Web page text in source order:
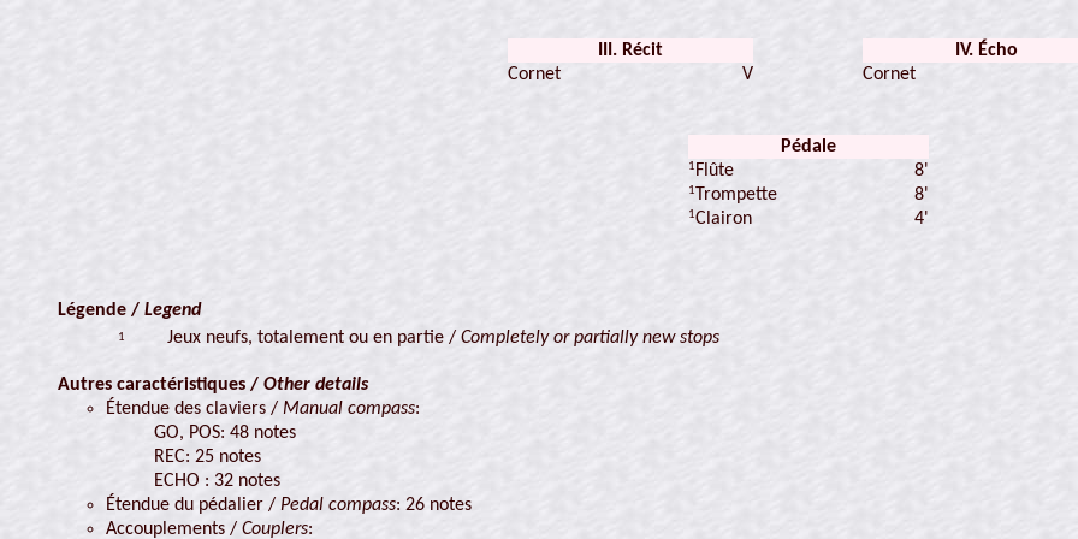
III. Récit
IV. Écho
Cornet
V Cornet
Pédale
1Flûte 8'
1Trompette 8'
1Clairon 4'
Légende / Legend
1 Jeux neufs, totalement ou en partie / Completely or partially new stops
Autres caractéristiques / Other details
Étendue des claviers / Manual compass:
GO, POS: 48 notes
REC: 25 notes
ECHO : 32 notes
Étendue du pédalier / Pedal compass: 26 notes
Accouplements / Couplers: